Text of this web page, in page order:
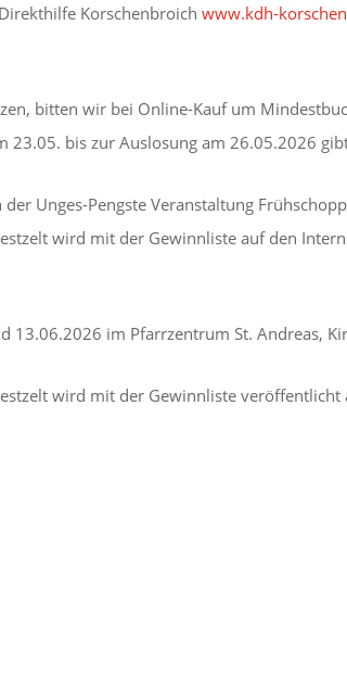
Korschenbroichwww.kdh-
bitten wir bei Online-Kauf um
bis zur Auslosung am 26.05.2026
Unges-Pengste Veranstaltung
wird mit der Gewinnliste auf den
13.06.2026 im Pfarrzentrum St. Andreas,
wird mit der Gewinnliste veröffentlicht